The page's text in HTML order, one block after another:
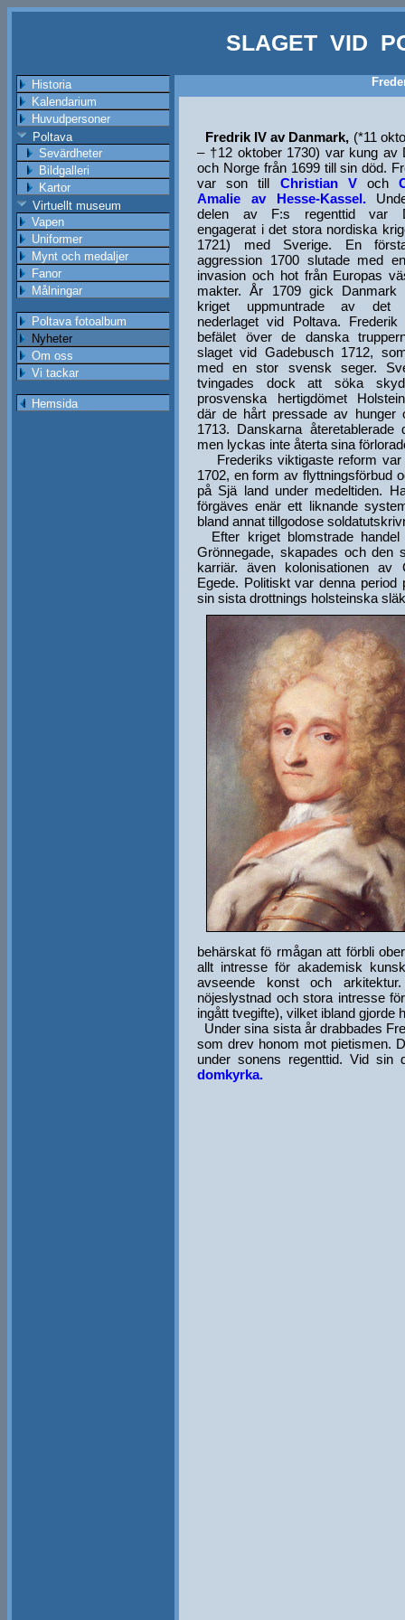
SLAGET VID
Historia
Kalendarium
Huvudpersoner
Poltava
Sevärdheter
Bildgalleri
Kartor
Virtuellt museum
Vapen
Uniformer
Mynt och medaljer
Fanor
Målningar
Poltava fotoalbum
Nyheter
Om oss
Vi tackar
Hemsida
Fredrik IV av Danmark, (*11
– †12 oktober 1730) var kung av
och Norge från 1699 till sin död.
var son till Christian V och
Amalie av Hesse-Kassel.
delen av F:s regenttid var
engagerat i det stora nordiska
1721) med Sverige. En
aggression 1700 slutade med
invasion och hot från Europas
makter. År 1709 gick
kriget uppmuntrade av det
nederlaget vid Poltava.
befälet över de danska
slaget vid Gadebusch 1712,
med en stor svensk seger.
tvingades dock att söka
prosvenska hertigdömet
där de hårt pressade av hunger
1713. Danskarna
men lyckas inte återta sina
Frederiks viktigaste reform var
1702, en form av flyttningsförbud
på Sjä land under medeltiden.
förgäves enär ett liknande
bland annat tillgodose
Efter kriget blomstrade
Grönnegade, skapades och den
karriär. även kolonisationen av
Egede. Politiskt var denna
sin sista drottnings holsteinska
behärskat fö rmågan att förbli
allt intresse för akademisk
avseende konst och
nöjeslystnad och stora intresse
ingått tvegifte), vilket ibland gjorde
Under sina sista år drabbades
som drev honom mot pietismen.
under sonens regenttid. Vid
domkyrka.